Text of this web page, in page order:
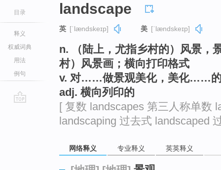
目录
释义
权威词典
用法
例句
landscape
英 [ˈlændskeɪp] 美 [ˈlændskeɪp]
n. （陆上，尤指乡村的）风景，
村）风景画；横向打印格式
v. 对……做景观美化，美化……的
adj. 横向列印的
[ 复数 landscapes 第三人称单数
landscaping 过去式 landscaped
网络释义 专业释义 英英释义